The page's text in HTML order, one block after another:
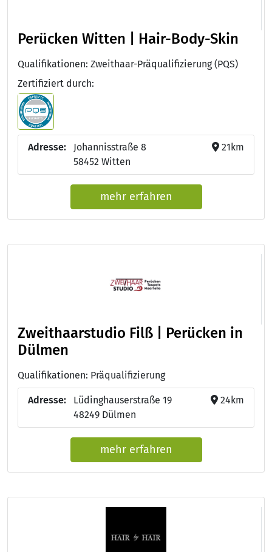
Perücken Witten | Hair-Body-Skin
Qualifikationen: Zweithaar-Präqualifizierung (PQS)
Zertifiziert durch:
Adresse:
Johannisstraße 8
58452 Witten
21km
mehr erfahren
Zweithaarstudio Filß | Perücken in
Dülmen
Qualifikationen: Präqualifizierung
Adresse:
Lüdinghauserstraße 19
48249 Dülmen
24km
mehr erfahren